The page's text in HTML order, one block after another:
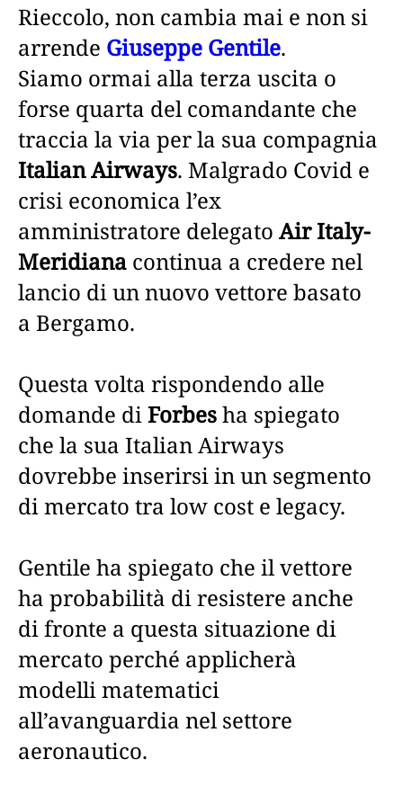
Rieccolo, non cambia mai e non si
arrende Giuseppe Gentile.
Siamo ormai alla terza uscita o
forse quarta del comandante che
traccia la via per la sua compagnia
Italian Airways. Malgrado Covid e
crisi economica l’ex
amministratore delegato Air Italy-
Meridiana continua a credere nel
lancio di un nuovo vettore basato
a Bergamo.
Questa volta rispondendo alle
domande diForbesha spiegato
che la sua Italian Airways
dovrebbe inserirsi in un segmento
di mercato tra low cost e legacy.
Gentile ha spiegato che il vettore
ha probabilità di resistere anche
di fronte a questa situazione di
mercato perché applicherà
modelli matematici
all’avanguardia nel settore
aeronautico.